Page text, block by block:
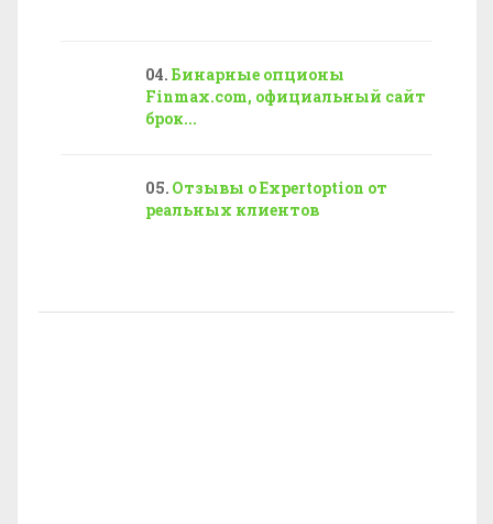
Бинарные опционы
Finmax.com, официальный сайт
брок...
Отзывы о Expertoption от
реальных клиентов